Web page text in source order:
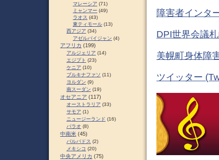
障害者インタ
DPI世界会議
美幌町身体障
ツイッター
マレーシア (71)
ミャンマー (49)
ラオス (43)
東ティモール (13)
西アジア (34)
アゼルバイジャン (4)
アフリカ (199)
アルジェリア (14)
エジプト (23)
ケニア (10)
ブルキナファソ (11)
ヨルダン (9)
南スーダン (19)
オセアニア (117)
オーストラリア (33)
サモア (1)
ニュージーランド (16)
パラオ (8)
中南米 (45)
バルバドス (2)
メキシコ (20)
中央アメリカ (75)